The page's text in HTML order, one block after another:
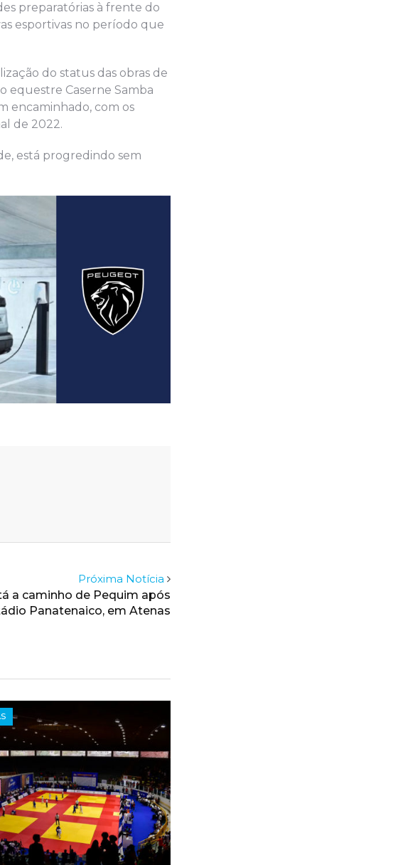
preparatórias à frente do
esportivas no período que
do status das obras de
equestre Caserne Samba
encaminhado, com os
de 2022.
está progredindo sem
Próxima Notícia
a caminho de Pequim após
Panatenaico, em Atenas